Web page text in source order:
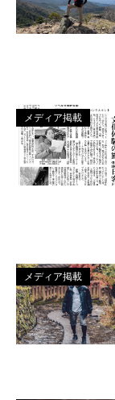
メディア掲載
メディア掲載